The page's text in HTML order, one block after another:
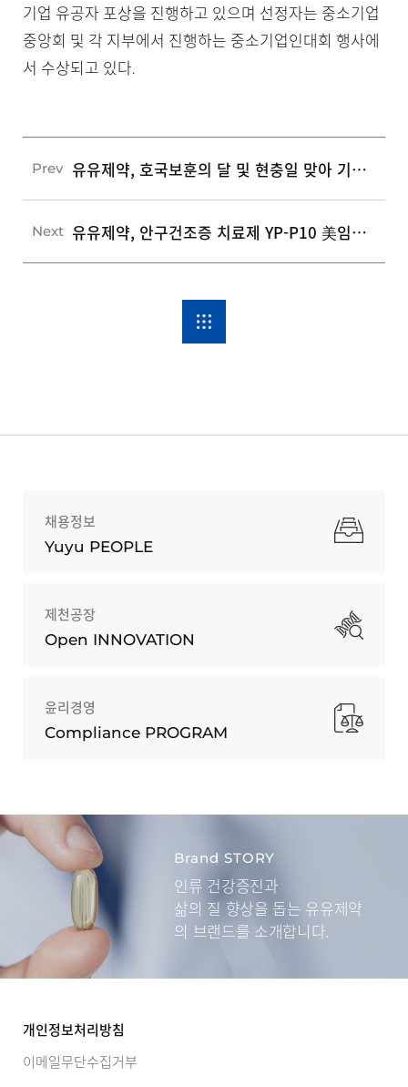
기업 유공자 포상을 진행하고 있으며 선정자는 중소기업
중앙회 및 각 지부에서 진행하는 중소기업인대회 행사에
서 수상되고 있다.
Prev 유유제약, 호국보훈의 달 및 현충일 맞아 기부 진행
Next 유유제약, 안구건조증 치료제 YP-P10 美임상 2상 순항
채용정보
Yuyu PEOPLE
제천공장
Open INNOVATION
윤리경영
Compliance PROGRAM
Brand STORY
인류 건강증진과
삶의 질 향상을 돕는 유유제약
의 브랜드를 소개합니다.
개인정보처리방침
이메일무단수집거부